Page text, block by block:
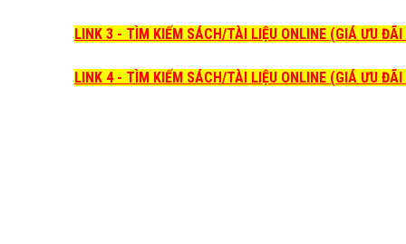
LINK 3 - TÌM KIẾM SÁCH/TÀI LIỆU ONLINE (GIÁ ƯU
LINK 4 - TÌM KIẾM SÁCH/TÀI LIỆU ONLINE (GIÁ ƯU